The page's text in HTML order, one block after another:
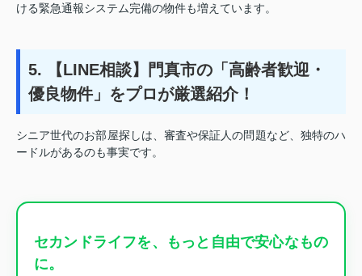
ける緊急通報システム完備の物件も増えています。
5. 【LINE相談】門真市の「高齢者歓迎・
優良物件」をプロが厳選紹介！
シニア世代のお部屋探しは、審査や保証人の問題など、独特のハ
ードルがあるのも事実です。
セカンドライフを、もっと自由で安心なもの
に。